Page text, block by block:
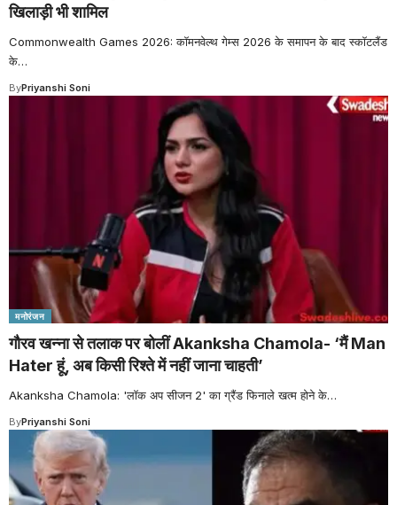
खिलाड़ी भी शामिल
Commonwealth Games 2026: कॉमनवेल्थ गेम्स 2026 के समापन के बाद स्कॉटलैंड
के…
ByPriyanshi Soni
मनोरंजन
गौरव खन्ना से तलाक पर बोलीं Akanksha Chamola- ‘मैं Man
Hater हूं, अब किसी रिश्ते में नहीं जाना चाहती’
Akanksha Chamola: 'लॉक अप सीजन 2' का ग्रैंड फिनाले खत्म होने के…
ByPriyanshi Soni